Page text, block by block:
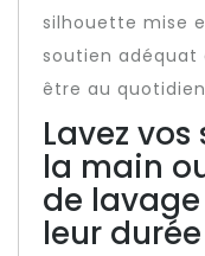
silhouette mise
soutien
être au
Lavez
la main
de
leur